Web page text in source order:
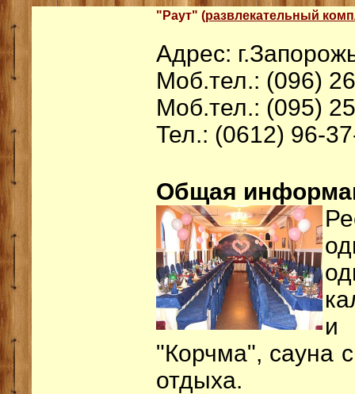
"Раут" (развлекательный
Адрес:
Моб.тел.: (096)
Моб.тел.: (095)
Тел.: (0612) 96-
Общая
и
"Корчма", сауна
отдыха.